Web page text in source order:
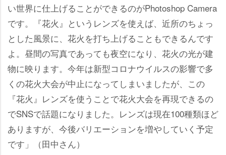
い世界に仕上げることができるのがPhotoshop Camera
です。『花火』というレンズを使えば、近所のちょっ
とした風景に、花火を打ち上げることもできるんです
よ。昼間の写真であっても夜空になり、花火の光が建
物に映ります。今年は新型コロナウイルスの影響で多
くの花火大会が中止になってしまいましたが、この
『花火』レンズを使うことで花火大会を再現できるの
でSNSで話題になりました。レンズは現在100種類ほど
ありますが、今後バリエーションを増やしていく予定
です」（田中さん）